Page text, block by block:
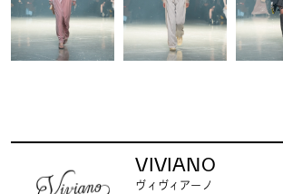
VIVIANO
ヴィヴィアーノ